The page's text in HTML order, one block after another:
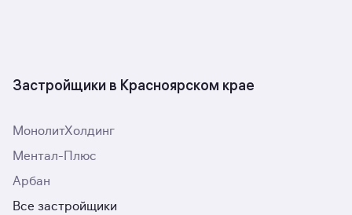
Застройщики в Красноярском крае
МонолитХолдинг
Ментал-Плюс
Арбан
Все застройщики